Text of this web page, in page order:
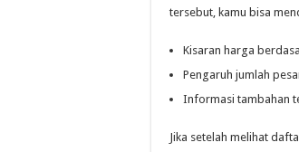
tersebut, kamu bisa
Kisaran harga
Pengaruh jumlah
Informasi tambahan
Jika setelah melihat